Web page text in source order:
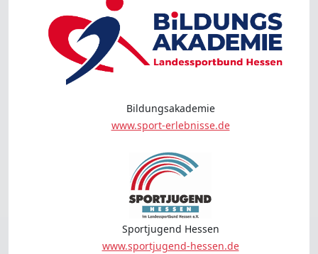
Bildungsakademie
www.sport-erlebnisse.de
Sportjugend Hessen
www.sportjugend-hessen.de